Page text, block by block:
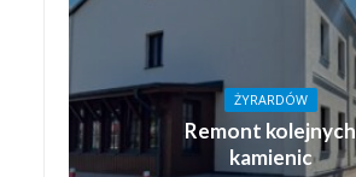
ŻYRARDÓW
Remont kolejnych
kamienic